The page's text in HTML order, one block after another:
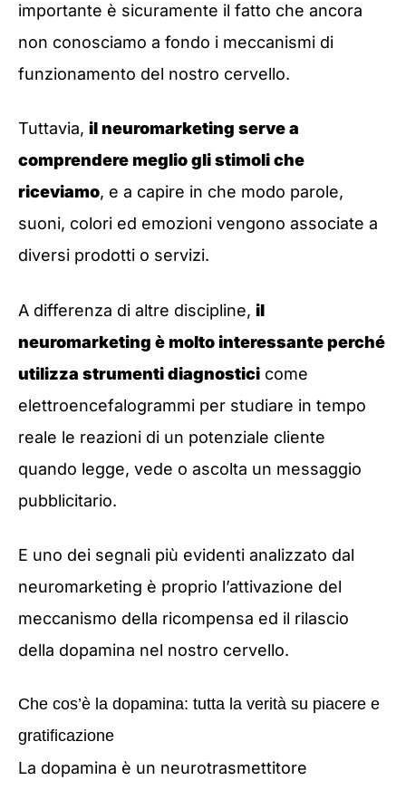
importante è sicuramente il fatto che ancora
non conosciamo a fondo i meccanismi di
funzionamento del nostro cervello.
Tuttavia, il neuromarketing serve a
comprendere meglio gli stimoli che
riceviamo, e a capire in che modo parole,
suoni, colori ed emozioni vengono associate a
diversi prodotti o servizi.
A differenza di altre discipline, il
neuromarketing è molto interessante perché
utilizza strumenti diagnostici come
elettroencefalogrammi per studiare in tempo
reale le reazioni di un potenziale cliente
quando legge, vede o ascolta un messaggio
pubblicitario.
E uno dei segnali più evidenti analizzato dal
neuromarketing è proprio l’attivazione del
meccanismo della ricompensa ed il rilascio
della dopamina nel nostro cervello.
Che cos’è la dopamina: tutta la verità su piacere e
gratificazione
La dopamina è un neurotrasmettitore